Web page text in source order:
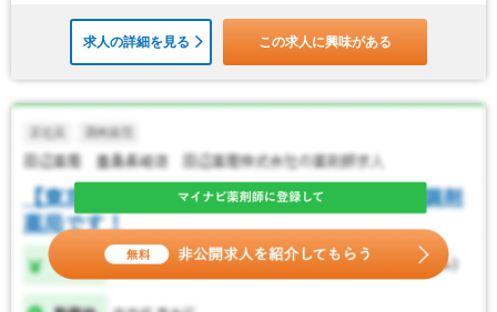
求人の詳細を見る この求人に興味がある